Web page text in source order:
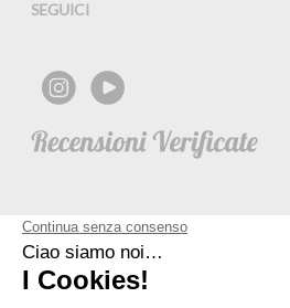
SEGUICI
NEWSLETTER